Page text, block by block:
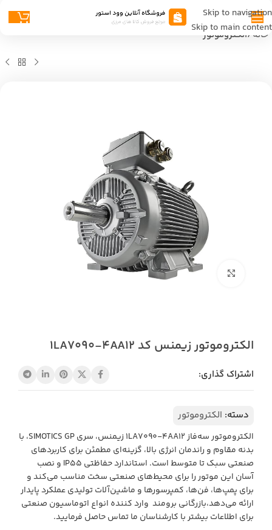
Skip to navigation
Skip to main content
خانه الکتروموتور
بزرگنمایی تصویر
الکتروموتور زیمنس کد 1LA7090‑4AA12
اشتراک گذاری:
دسته: الکتروموتور
الکتروموتور سه‌فاز 1LA7090‑4AA12 زیمنس، سری SIMOTICS GP، با
بدنه مقاوم و راندمان انرژی بالا، گزینه‌ای مطمئن برای کاربردهای
صنعتی سبک تا متوسط است. استاندارد حفاظتی IP55 و نصب
آسان این موتور را برای محیط‌های صنعتی سخت مناسب می‌کند و
برای پمپ‌ها، فن‌ها، کمپرسورها و ماشین‌آلات تولیدی عملکرد پایدار
ارائه می‌دهد،بازرگانی برومند وارد کننده انواع اتوماسیون صنعتی
برای اطلاعات بیشتر با کارشناسان ما تماس حاصل فرمایید.